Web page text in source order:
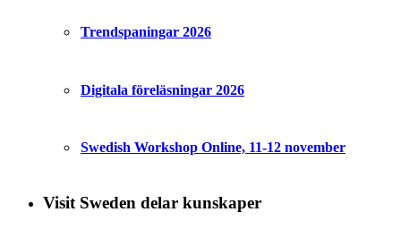
Trendspaningar 2026
Digitala föreläsningar 2026
Swedish Workshop Online, 11-12 november
Visit Sweden delar kunskaper